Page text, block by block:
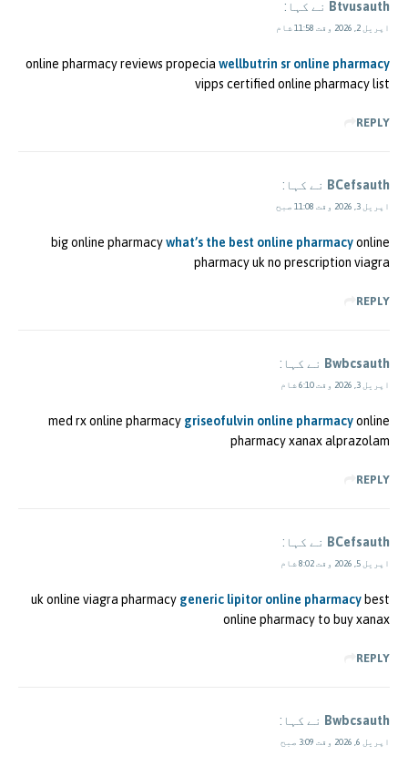
Btvusauth نے کہا:
اپریل 2, 2026 وقت 11:58 شام
online pharmacy reviews propecia wellbutrin sr online pharmacy
vipps certified online pharmacy list
REPLY
BCefsauth نے کہا:
اپریل 3, 2026 وقت 11:08 صبح
big online pharmacywhat’s the best online pharmacyonline
pharmacy uk no prescription viagra
REPLY
Bwbcsauth نے کہا:
اپریل 3, 2026 وقت 6:10 شام
med rx online pharmacy griseofulvin online pharmacyonline
pharmacy xanax alprazolam
REPLY
BCefsauth نے کہا:
اپریل 5, 2026 وقت 8:02 شام
uk online viagra pharmacy generic lipitor online pharmacy best
online pharmacy to buy xanax
REPLY
Bwbcsauth نے کہا:
اپریل 6, 2026 وقت 3:09 صبح